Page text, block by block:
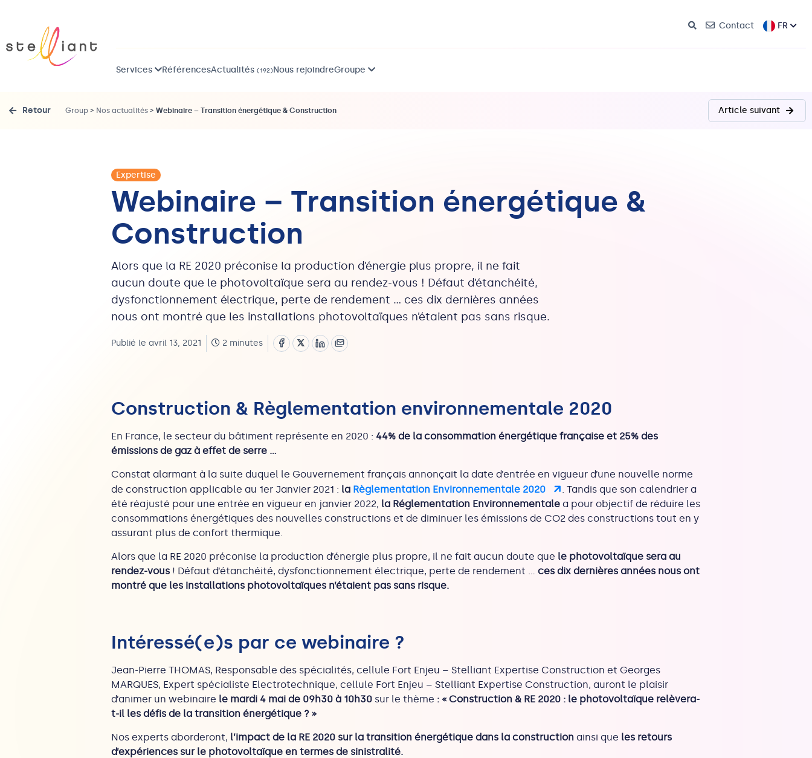
Contact FR
Services RéférencesActualités (192)Nous rejoindreGroupe
Retour Group > Nos actualités >Webinaire – Transition énergétique & Construction Article suivant
Expertise
Webinaire – Transition énergétique &
Construction
Alors que la RE 2020 préconise la production d’énergie plus propre, il ne fait
aucun doute que le photovoltaïque sera au rendez-vous ! Défaut d’étanchéité,
dysfonctionnement électrique, perte de rendement … ces dix dernières années
nous ont montré que les installations photovoltaïques n’étaient pas sans risque.
Publié le avril 13, 2021 2 minutes
Construction & Règlementation environnementale 2020
En France, le secteur du bâtiment représente en 2020 : 44% de la consommation énergétique française et 25% des
émissions de gaz à effet de serre …
Constat alarmant à la suite duquel le Gouvernement français annonçait la date d’entrée en vigueur d’une nouvelle norme
de construction applicable au 1er Janvier 2021 : la Règlementation Environnementale 2020
. Tandis que son calendrier a
été réajusté pour une entrée en vigueur en janvier 2022, la Réglementation Environnementale a pour objectif de réduire les
consommations énergétiques des nouvelles constructions et de diminuer les émissions de CO2 des constructions tout en y
assurant plus de confort thermique.
Alors que la RE 2020 préconise la production d’énergie plus propre, il ne fait aucun doute que le photovoltaïque sera au
rendez-vous ! Défaut d’étanchéité, dysfonctionnement électrique, perte de rendement … ces dix dernières années nous ont
montré que les installations photovoltaïques n’étaient pas sans risque.
Intéressé(e)s par ce webinaire ?
Jean-Pierre THOMAS, Responsable des spécialités, cellule Fort Enjeu – Stelliant Expertise Construction et Georges
MARQUES, Expert spécialiste Electrotechnique, cellule Fort Enjeu – Stelliant Expertise Construction, auront le plaisir
d’animer un webinaire le mardi 4 mai de 09h30 à 10h30 sur le thème : « Construction & RE 2020 : le photovoltaïque relèvera-
t-il les défis de la transition énergétique ? »
Nos experts aborderont, l’impact de la RE 2020 sur la transition énergétique dans la construction ainsi que les retours
d’expériences sur le photovoltaïque en termes de sinistralité.